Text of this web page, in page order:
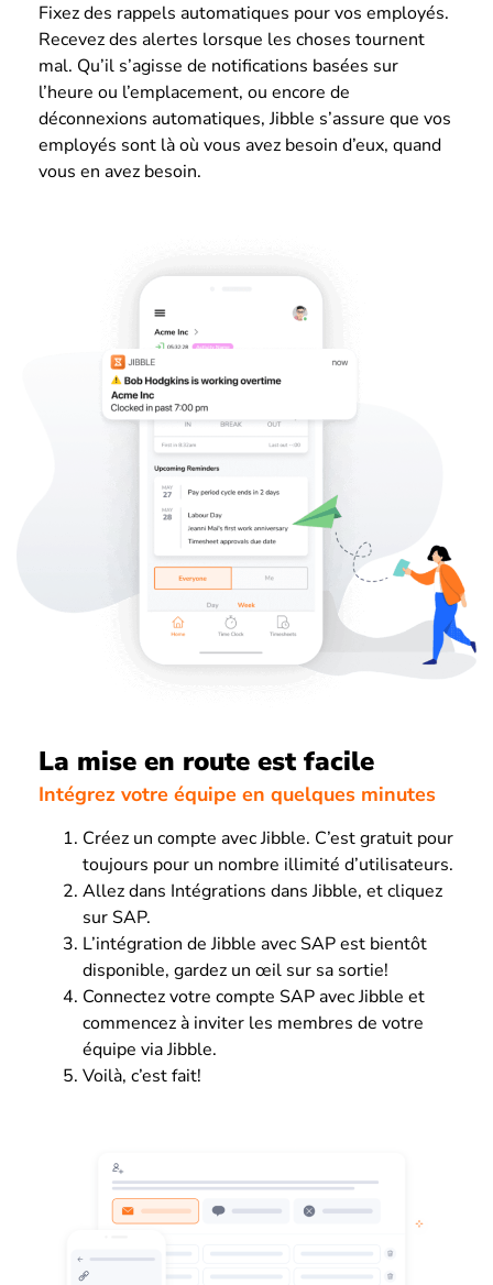
Fixez des rappels automatiques pour vos employés.
Recevez des alertes lorsque les choses tournent
mal. Qu’il s’agisse de notifications basées sur
l’heure ou l’emplacement, ou encore de
déconnexions automatiques, Jibble s’assure que vos
employés sont là où vous avez besoin d’eux, quand
vous en avez besoin.
La mise en route est facile
Intégrez votre équipe en quelques minutes
Créez un compte avec Jibble. C’est gratuit pour
toujours pour un nombre illimité d’utilisateurs.
Allez dans Intégrations dans Jibble, et cliquez
sur SAP.
L’intégration de Jibble avec SAP est bientôt
disponible, gardez un œil sur sa sortie!
Connectez votre compte SAP avec Jibble et
commencez à inviter les membres de votre
équipe via Jibble.
Voilà, c’est fait!